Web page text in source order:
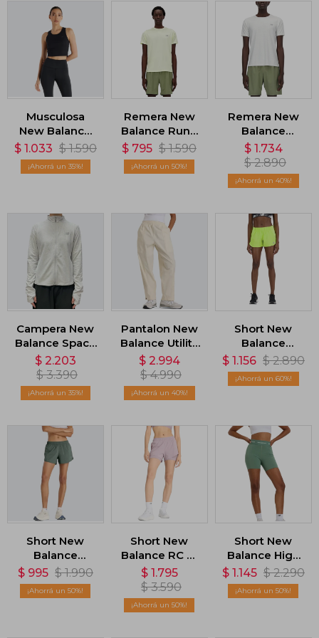
Musculosa
New Balance
Micro-Rib -
Negro
$ 1.033 $ 1.590
35
Remera New
Balance Run -
Verde
$ 795 $ 1.590
50
Remera New
Balance
Athletics -
Blanco
$ 1.734
$ 2.890
40
Campera New
Balance Space
Dye Full Zip -
Gris
$ 2.203
$ 3.390
35
Pantalon New
Balance Utility
- Beige
$ 2.994
$ 4.990
40
Short New
Balance
Impact Run
3in - Verde
$ 1.156 $ 2.890
60
Short New
Balance
Essentials 3in -
Verde
$ 995 $ 1.990
50
Short New
Balance RC 2-
in-1 - Violeta
$ 1.795
$ 3.590
50
Short New
Balance High
Rise 5 - Verde
$ 1.145 $ 2.290
50